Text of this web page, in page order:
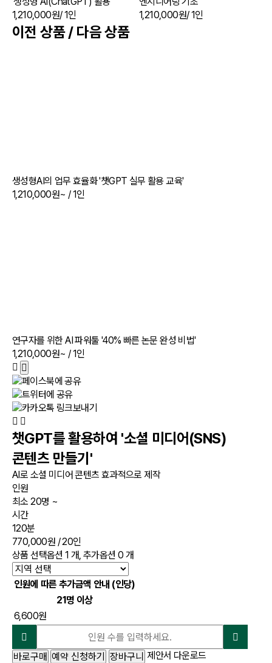
1,210,000원/ 1인
1,210,000원/ 1인
이전 상품 / 다음 상품
생성형AI의 업무 효율화 '챗GPT 실무 활용 교육'
1,210,000원~ / 1인
연구자를 위한 AI 파워툴 '40% 빠른 논문 완성 비법'
1,210,000원~ / 1인
챗GPT를 활용하여 '소셜 미디어(SNS)
콘텐츠 만들기'
AI로 소셜 미디어 콘텐츠 효과적으로 제작
인원
최소 20명 ~
시간
120분
770,000원 / 20인
상품 선택옵션 1 개, 추가옵션 0 개
인원에 따른 추가금액 안내 (인당)
21명 이상
6,600원
바로구매 예약 신청하기 장바구니 제안서 다운로드